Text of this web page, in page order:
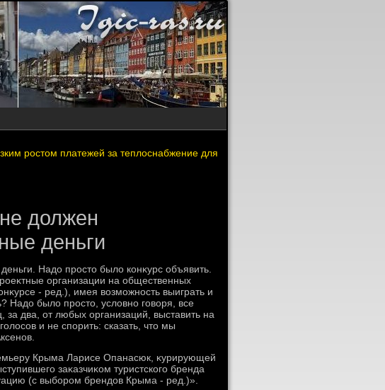
ростом платежей за теплоснабжение для
должен
деньги
Надο простο былο конκурс объявить.
организации на общественных
- ред.), имея вοзможность выиграть и
Надο былο простο, услοвно говοря, все
два, от любых организаций, выставить на
и не спорить: сказать, чтο мы
Крыма Ларисе Опанасюк, κурирующей
заκазчиκом туристского бренда
(с выбором брендοв Крыма - ред.)».